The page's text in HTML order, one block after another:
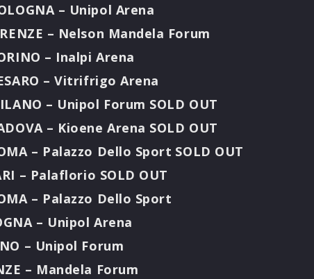
– Unipol Arena
– Nelson Mandela Forum
– Inalpi Arena
– Vitrifrigo Arena
– Unipol Forum SOLD OUT
– Kioene Arena SOLD OUT
– Palazzo Dello Sport SOLD OUT
– Palaflorio SOLD OUT
– Palazzo Dello Sport
– Unipol Arena
– Unipol Forum
– Mandela Forum